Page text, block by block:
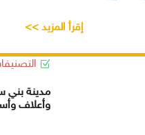
إقرأ المزيد >>
مدينة
وأعلاف